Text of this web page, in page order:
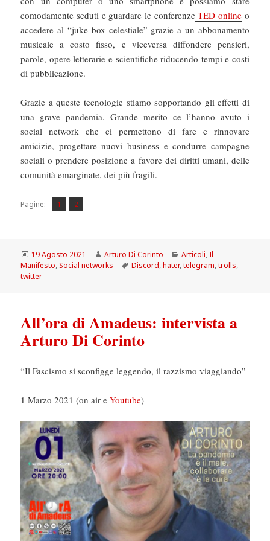
comodamente seduti e guardare le conferenzeTED onlineo
accedere al “juke box celestiale” grazie a un abbonamento
musicale a costo fisso, e viceversa diffondere pensieri,
parole, opere letterarie e scientifiche riducendo tempi e costi
di pubblicazione.
Grazie a queste tecnologie stiamo sopportando gli effetti di
una grave pandemia. Grande merito ce l’hanno avuto i
social network che ci permettono di fare e rinnovare
amicizie, progettare nuovi business e condurre campagne
sociali o prendere posizione a favore dei diritti umani, delle
comunità emarginate, dei più fragili.
Pagine: Pagina
1 ,
Pagina
2
Scritto
il
19 Agosto 2021 Autore
Arturo Di Corinto Categorie
Articoli,Il
Manifesto,Social networks Tag
Discord,hater,telegram,trolls,
twitter
All’ora di Amadeus: intervista a
Arturo Di Corinto
“Il Fascismo si sconfigge leggendo, il razzismo viaggiando”
1 Marzo 2021 (on air eYoutube)